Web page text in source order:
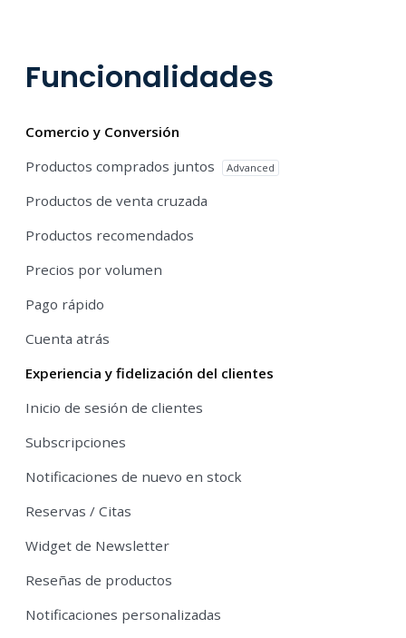
Funcionalidades
Comercio y Conversión
Productos comprados juntos
Advanced
Productos de venta cruzada
Productos recomendados
Precios por volumen
Pago rápido
Cuenta atrás
Experiencia y fidelización del clientes
Inicio de sesión de clientes
Subscripciones
Notificaciones de nuevo en stock
Reservas / Citas
Widget de Newsletter
Reseñas de productos
Notificaciones personalizadas